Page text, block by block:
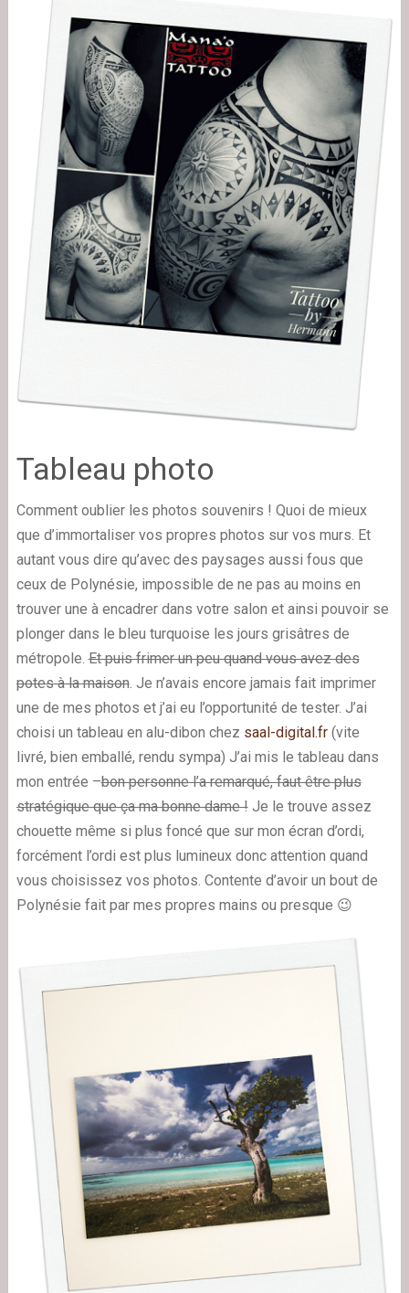
Tableau photo
Comment oublier les photos souvenirs ! Quoi de mieux
que d’immortaliser vos propres photos sur vos murs. Et
autant vous dire qu’avec des paysages aussi fous que
ceux de Polynésie, impossible de ne pas au moins en
trouver une à encadrer dans votre salon et ainsi pouvoir se
plonger dans le bleu turquoise les jours grisâtres de
métropole.Et puis frimer un peu quand vous avez des
potes à la maison. Je n’avais encore jamais fait imprimer
une de mes photos et j’ai eu l’opportunité de tester. J’ai
choisi un tableau en alu-dibon chez saal-digital.fr(vite
livré, bien emballé, rendu sympa) J’ai mis le tableau dans
mon entrée –bon personne l’a remarqué, faut être plus
stratégique que ça ma bonne dame !Je le trouve assez
chouette même si plus foncé que sur mon écran d’ordi,
forcément l’ordi est plus lumineux donc attention quand
vous choisissez vos photos. Contente d’avoir un bout de
Polynésie fait par mes propres mains ou presque 😉